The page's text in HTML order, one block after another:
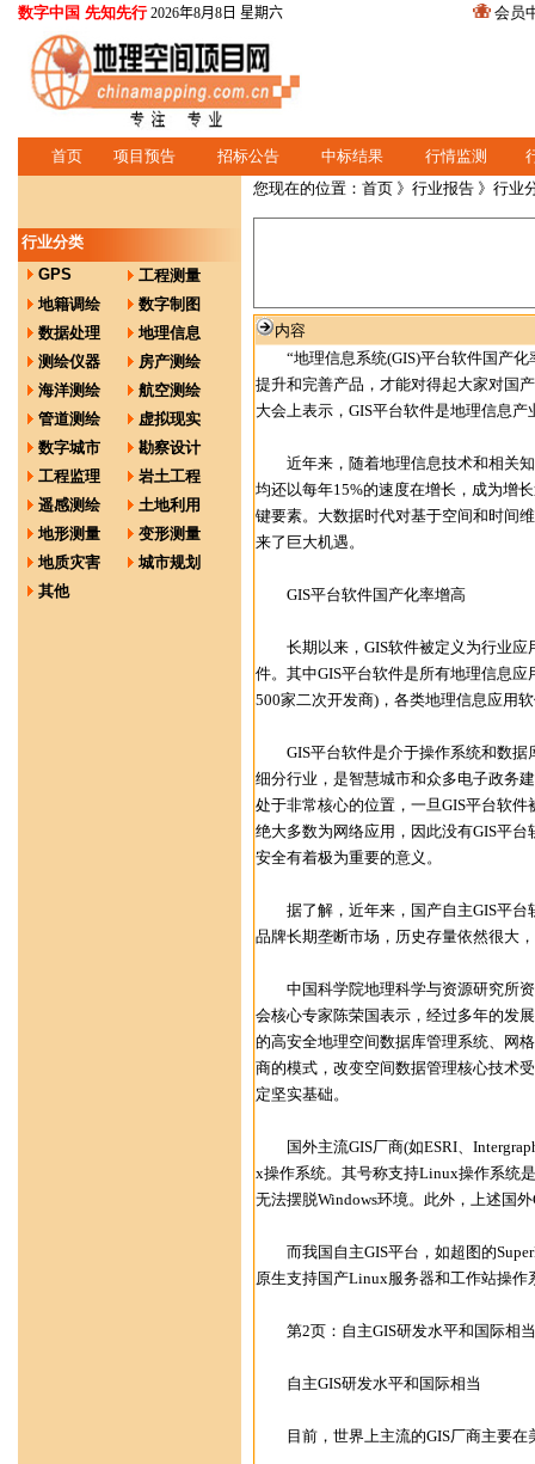
数字中国 先知先行 2026年8月8日 星期六 会员
首页 项目预告 招标公告 中标结果 行情监测
行业分类
GPS
工程测量
地籍调绘
数字制图
数据处理
地理信息
测绘仪器
房产测绘
海洋测绘
航空测绘
管道测绘
虚拟现实
数字城市
勘察设计
工程监理
岩土工程
遥感测绘
土地利用
地形测量
变形测量
地质灾害
城市规划
其他
您现在的位置： 首页 》 行业报告 》行业
内容
“地理信息系统(GIS)平台软件国产化
提升和完善产品，才能对得起大家对国
大会上表示，GIS平台软件是地理信息
近年来，随着地理信息技术和相关知
均还以每年15%的速度在增长，成为增
键要素。大数据时代对基于空间和时间
来了巨大机遇。
GIS平台软件国产化率增高
长期以来，GIS软件被定义为行业应
件。其中GIS平台软件是所有地理信息
500家二次开发商)，各类地理信息应用
GIS平台软件是介于操作系统和数据
细分行业，是智慧城市和众多电子政务
处于非常核心的位置，一旦GIS平台软
绝大多数为网络应用，因此没有GIS平
安全有着极为重要的意义。
据了解，近年来，国产自主GIS平台
品牌长期垄断市场，历史存量依然很大
中国科学院地理科学与资源研究所资
会核心专家陈荣国表示，经过多年的发
的高安全地理空间数据库管理系统、网
商的模式，改变空间数据管理核心技术
定坚实基础。
国外主流GIS厂商(如ESRI、
x操作系统。其号称支持Linux操作系统
无法摆脱Windows环境。此外，上述国
而我国自主GIS平台，如超图的
原生支持国产Linux服务器和工作站操
第2页：自主GIS研发水平和国际相当
自主GIS研发水平和国际相当
目前，世界上主流的GIS厂商主要在